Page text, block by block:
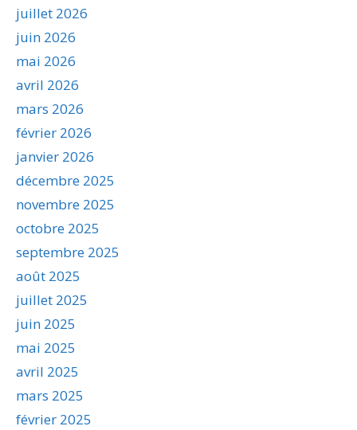
juillet 2026
juin 2026
mai 2026
avril 2026
mars 2026
février 2026
janvier 2026
décembre 2025
novembre 2025
octobre 2025
septembre 2025
août 2025
juillet 2025
juin 2025
mai 2025
avril 2025
mars 2025
février 2025